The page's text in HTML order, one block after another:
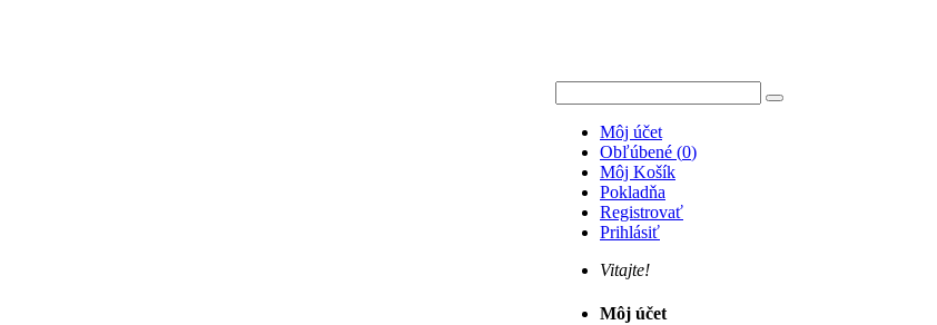
Môj účet
Obľúbené (0)
Môj Košík
Pokladňa
Registrovať
Prihlásiť
Vitajte!
Môj účet